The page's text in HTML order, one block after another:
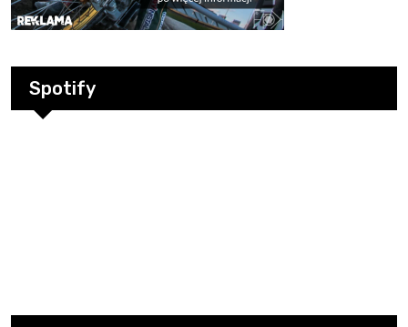
Spotify